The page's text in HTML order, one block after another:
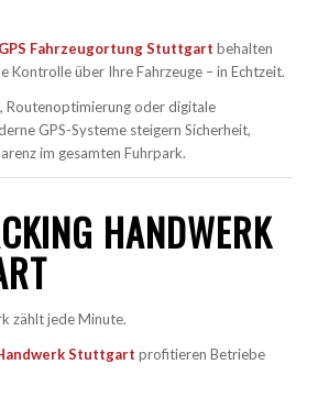
GPS Fahrzeugortung Stuttgart behalten
Kontrolle über Ihre Fahrzeuge – in Echtzeit.
Routenoptimierung oder digitale
GPS-Systeme steigern Sicherheit,
im gesamten Fuhrpark.
HANDWERK
zählt jede Minute.
Stuttgart profitieren Betriebe